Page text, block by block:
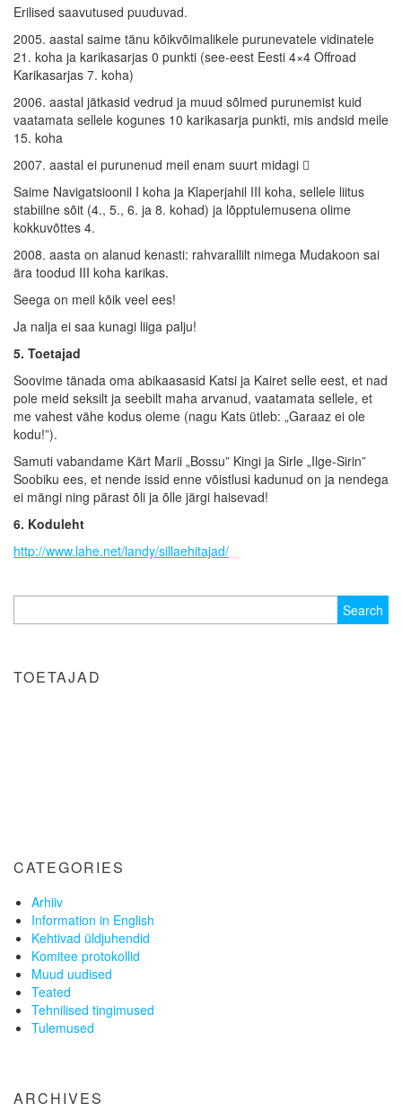
Erilised saavutused puuduvad.
2005. aastal saime tänu kõikvõimalikele purunevatele vidinatele
21. koha ja karikasarjas 0 punkti (see-eest Eesti 4×4 Offroad
Karikasarjas 7. koha)
2006. aastal jätkasid vedrud ja muud sõlmed purunemist kuid
vaatamata sellele kogunes 10 karikasarja punkti, mis andsid meile
15. koha
2007. aastal ei purunenud meil enam suurt midagi 
Saime Navigatsioonil I koha ja Klaperjahil III koha, sellele liitus
stabiilne sõit (4., 5., 6. ja 8. kohad) ja lõpptulemusena olime
kokkuvõttes 4.
2008. aasta on alanud kenasti: rahvarallilt nimega Mudakoon sai
ära toodud III koha karikas.
Seega on meil kõik veel ees!
Ja nalja ei saa kunagi liiga palju!
5. Toetajad
Soovime tänada oma abikaasasid Katsi ja Kairet selle eest, et nad
pole meid seksilt ja seebilt maha arvanud, vaatamata sellele, et
me vahest vähe kodus oleme (nagu Kats ütleb: „Garaaz ei ole
kodu!”).
Samuti vabandame Kärt Marii „Bossu” Kingi ja Sirle „Ilge-Sirin”
Soobiku ees, et nende issid enne võistlusi kadunud on ja nendega
ei mängi ning pärast õli ja õlle järgi haisevad!
6. Koduleht
http://www.lahe.net/landy/sillaehitajad/
for:
TOETAJAD
CATEGORIES
Arhiiv
Information in English
Kehtivad üldjuhendid
Komitee protokollid
Muud uudised
Teated
Tehnilised tingimused
Tulemused
ARCHIVES